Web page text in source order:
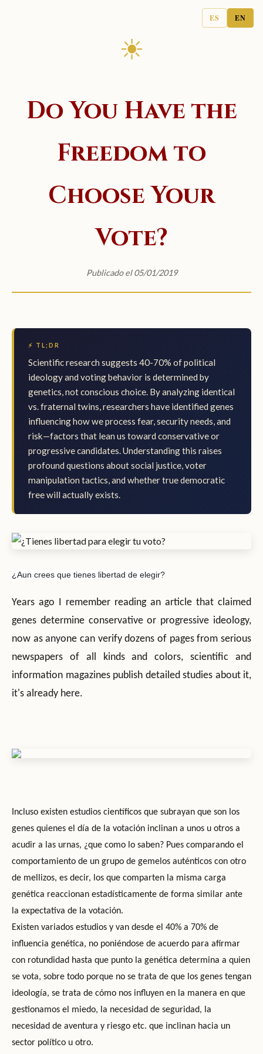
ES EN
☀
Do You Have the
Freedom to
Choose Your
Vote?
Publicado el 05/01/2019
⚡ TL;DR
Scientific research suggests 40-70% of political
ideology and voting behavior is determined by
genetics, not conscious choice. By analyzing identical
vs. fraternal twins, researchers have identified genes
influencing how we process fear, security needs, and
risk—factors that lean us toward conservative or
progressive candidates. Understanding this raises
profound questions about social justice, voter
manipulation tactics, and whether true democratic
free will actually exists.
¿Aun crees que tienes libertad de elegir?
Years ago I remember reading an article that claimed
genes determine conservative or progressive ideology,
now as anyone can verify dozens of pages from serious
newspapers of all kinds and colors, scientific and
information magazines publish detailed studies about it,
it's already here.
Incluso existen estudios científicos que subrayan que son los
genes quienes el día de la votación inclinan a unos u otros a
acudir a las urnas, ¿que como lo saben? Pues comparando el
comportamiento de un grupo de gemelos auténticos con otro
de mellizos, es decir, los que comparten la misma carga
genética reaccionan estadísticamente de forma similar ante
la expectativa de la votación.
Existen variados estudios y van desde el 40% a 70% de
influencia genética, no poniéndose de acuerdo para afirmar
con rotundidad hasta que punto la genética determina a quien
se vota, sobre todo porque no se trata de que los genes tengan
ideología, se trata de cómo nos influyen en la manera en que
gestionamos el miedo, la necesidad de seguridad, la
necesidad de aventura y riesgo etc. que inclinan hacia un
sector político u otro.